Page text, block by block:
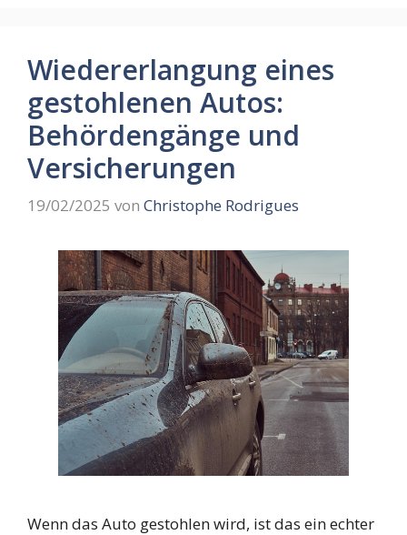
Wiedererlangung eines
gestohlenen Autos:
Behördengänge und
Versicherungen
19/02/2025 von Christophe Rodrigues
Wenn das Auto gestohlen wird, ist das ein echter